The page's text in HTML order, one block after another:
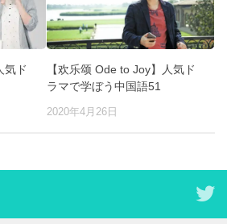
気ド
【欢乐颂 Ode to Joy】人気ド
ラマで学ぼう中国語51
2020年4月26日